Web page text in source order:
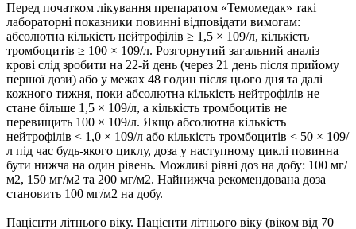
Перед початком лікування препаратом «Темомедак» такі
лабораторні показники повинні відповідати вимогам:
абсолютна кількість нейтрофілів ≥ 1,5 × 109/л, кількість
тромбоцитів ≥ 100 × 109/л. Розгорнутий загальний аналіз
крові слід зробити на 22-й день (через 21 день після прийому
першої дози) або у межах 48 годин після цього дня та далі
кожного тижня, поки абсолютна кількість нейтрофілів не
стане більше 1,5 × 109/л, а кількість тромбоцитів не
перевищить 100 × 109/л. Якщо абсолютна кількість
нейтрофілів < 1,0 × 109/л або кількість тромбоцитів < 50 × 109/
л під час будь-якого циклу, доза у наступному циклі повинна
бути нижча на один рівень. Можливі рівні доз на добу: 100 мг/
м2, 150 мг/м2 та 200 мг/м2. Найнижча рекомендована доза
становить 100 мг/м2 на добу.
Пацієнти літнього віку. Пацієнти літнього віку (віком від 70